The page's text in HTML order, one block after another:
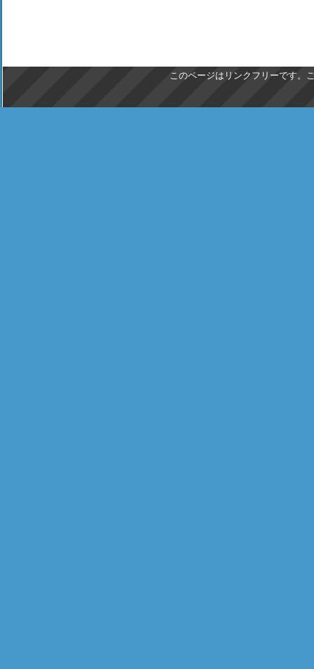
このページはリンクフリーです。